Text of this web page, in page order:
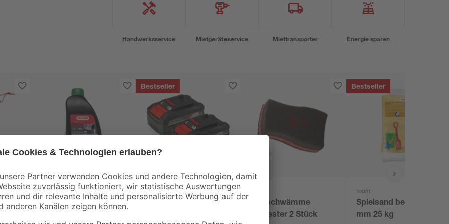
Handwerksservice Mietgeräteservice Miettransporter Energie sparen
Oregon®
Bio-Kettensägenöl 1 l
Bestseller
Einhell
Akku 'PXC-Twinpack
Grillschwämme
Polyester 2 Stück
Bestseller
toom
Spielsand beige 0-2
mm 25 kg